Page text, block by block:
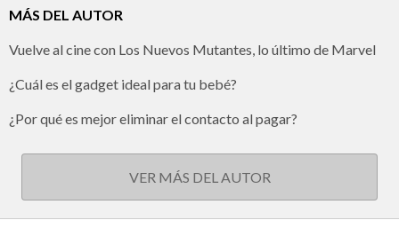
MÁS DEL AUTOR
Vuelve al cine con Los Nuevos Mutantes, lo último de Marvel
¿Cuál es el gadget ideal para tu bebé?
¿Por qué es mejor eliminar el contacto al pagar?
VER MÁS DEL AUTOR